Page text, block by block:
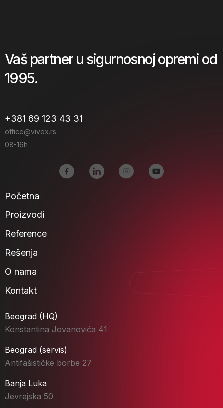
Vaš partner u sigurnosnoj opremi od
1995.
+381 69 123 43 31
office@vivex.rs
08-16h
Početna
Proizvodi
Reference
Rešenja
O nama
Kontakt
Beograd (HQ)
Konstantina Jovanovića 41
Beograd (servis)
Antifašističke borbe 27
Banja Luka
Jevrejska 50